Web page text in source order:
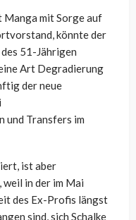
Manga mit Sorge auf
könnte der
51-Jährigen
Art Degradierung
der neue
und Transfers im
ist aber
in der im Mai
des Ex-Profis längst
sind, sich Schalke